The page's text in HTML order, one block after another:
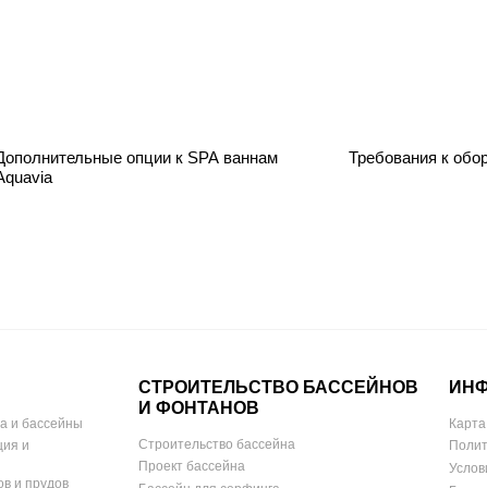
опции к SPA ваннам
Требования к
и бассейны
и
и прудов
СТРОИТЕЛЬСТВО БАССЕЙНОВ
И ФОНТАНОВ
Строительство бассейна
Проект бассейна